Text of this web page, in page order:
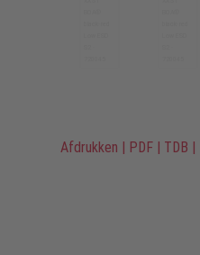
Afdrukken | PDF | TDB |